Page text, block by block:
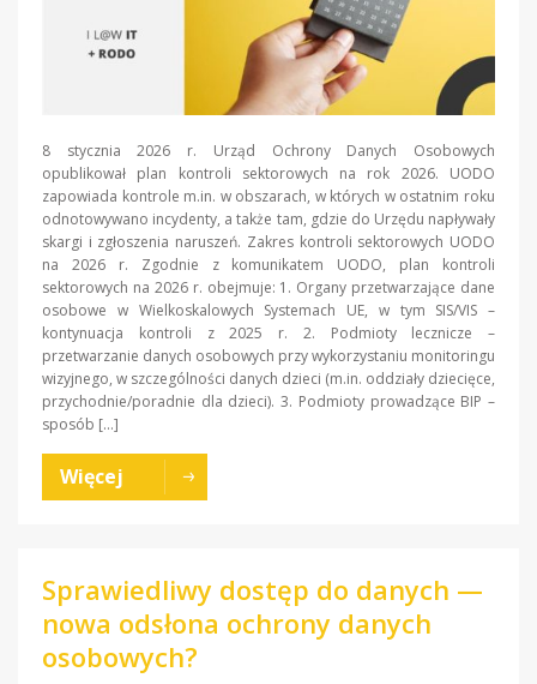
8 stycznia 2026 r. Urząd Ochrony Danych Osobowych
opublikował plan kontroli sektorowych na rok 2026. UODO
zapowiada kontrole m.in. w obszarach, w których w ostatnim roku
odnotowywano incydenty, a także tam, gdzie do Urzędu napływały
skargi i zgłoszenia naruszeń. Zakres kontroli sektorowych UODO
na 2026 r. Zgodnie z komunikatem UODO, plan kontroli
sektorowych na 2026 r. obejmuje: 1. Organy przetwarzające dane
osobowe w Wielkoskalowych Systemach UE, w tym SIS/VIS –
kontynuacja kontroli z 2025 r. 2. Podmioty lecznicze –
przetwarzanie danych osobowych przy wykorzystaniu monitoringu
wizyjnego, w szczególności danych dzieci (m.in. oddziały dziecięce,
przychodnie/poradnie dla dzieci). 3. Podmioty prowadzące BIP –
sposób […]
Więcej
Sprawiedliwy dostęp do danych —
nowa odsłona ochrony danych
osobowych?